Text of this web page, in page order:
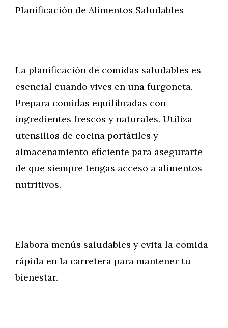
Planificación de Alimentos Saludables
La planificación de comidas saludables es
esencial cuando vives en una furgoneta.
Prepara comidas equilibradas con
ingredientes frescos y naturales. Utiliza
utensilios de cocina portátiles y
almacenamiento eficiente para asegurarte
de que siempre tengas acceso a alimentos
nutritivos.
Elabora menús saludables y evita la comida
rápida en la carretera para mantener tu
bienestar.